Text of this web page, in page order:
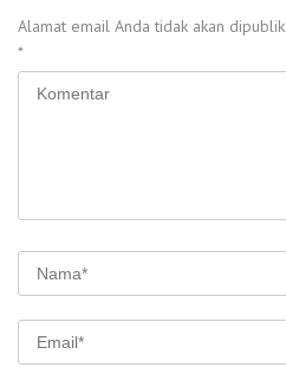
Alamat email Anda tidak akan
*